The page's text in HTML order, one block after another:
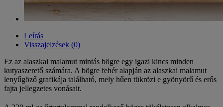
Leírás
Visszajelzések (0)
Ez az alaszkai malamut mintás bögre egy igazi kincs minden
kutyaszerető számára. A bögre fehér alapján az alaszkai malamut
lenyűgöző grafikája található, mely hűen tükrözi e gyönyörű és erős
fajta jellegzetes vonásait.